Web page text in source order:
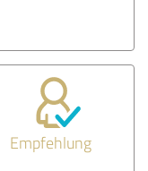
Empfehlung